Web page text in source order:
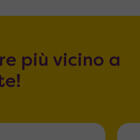
più vicino a